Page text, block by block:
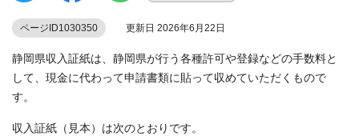
ページID1030350 更新日 2026年6月22日
静岡県収入証紙は、静岡県が行う各種許可や登録などの手数料と
して、現金に代わって申請書類に貼って収めていただくもので
す。
収入証紙（見本）は次のとおりです。